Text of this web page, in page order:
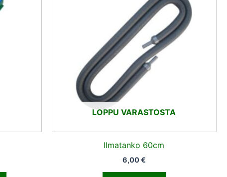
LOPPU VARASTOSTA
Ilmatanko 60cm
6,00€